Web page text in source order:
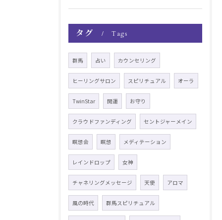
タグ Tags
群馬 占い カウンセリング
ヒーリングサロン スピリチュアル オーラ
TwinStar 開運 お守り
クラウドファンディング セントジャーメイン
瞑想会 瞑想 メディテーション
レインドロップ 女神
チャネリングメッセージ 天使 アロマ
風の時代 群馬スピリチュアル